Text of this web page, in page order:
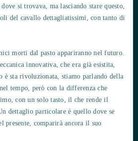
si trovava, ma lasciando stare questo,
del cavallo dettagliatissimi, con tanto di
morti dal pasto appariranno nel futuro.
innovativa, che era già esistita,
è sta rivoluzionata, stiamo parlando della
tempo, però con la differenza che
con un solo tasto, il che rende il
dettaglio particolare è quello dove se
presente, comparirà ancora il suo